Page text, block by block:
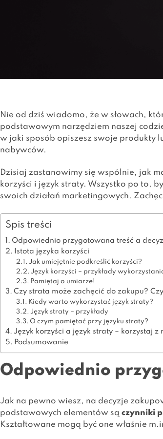
Nie od dziś wiadomo, że w słowach,
podstawowym narzędziem naszej
w jaki sposób opiszesz swoje produkty
nabywców.
Dzisiaj zastanowimy się wspólnie, jak
korzyści i język straty. Wszystko po to,
swoich działań marketingowych.
Spis treści
Odpowiednio przygotowana treść a
Istota języka korzyści
Jak umiejętnie podkreślić korzyści?
Język korzyści – przykłady
Pamiętaj o umiarze!
Czy strata może zachęcić do zakupu?
Kiedy warto wykorzystać język straty?
Język straty – przykłady
O czym pamiętać przy języku straty?
Język korzyści a język straty – korzystaj z
Podsumowanie
Odpowiednio
Jak na pewno wiesz, na decyzje
podstawowych elementów są czynniki
Kształtowane mogą być one właśnie